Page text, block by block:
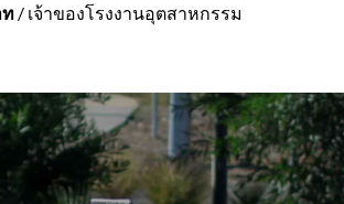
/ เจ้าของโรงงานอุตสาหกรรม